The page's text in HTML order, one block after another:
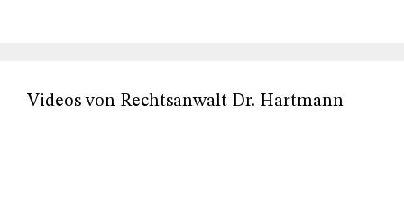
Videos von Rechtsanwalt Dr. Hartmann